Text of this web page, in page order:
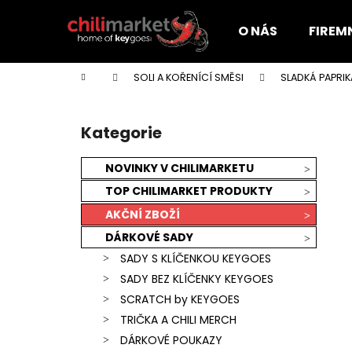
O NÁS
Domů SOLI A KOŘENÍCÍ SMĚSI SLADKÁ
Přeskočit
kategorie
Kategorie
NOVINKY V CHILIMARKETU
TOP CHILIMARKET PRODUKTY
AKČNÍ ZBOŽÍ
DÁRKOVÉ SADY
SADY S KLÍČENKOU KEYGOES
SADY BEZ KLÍČENKY KEYGOES
SCRATCH by KEYGOES
TRIČKA A CHILI MERCH
DÁRKOVÉ POUKAZY
í
Zpět
do
Zpět
do
KEYGOES:CHILI ULTRA PÁLIVÉ (MORUGA